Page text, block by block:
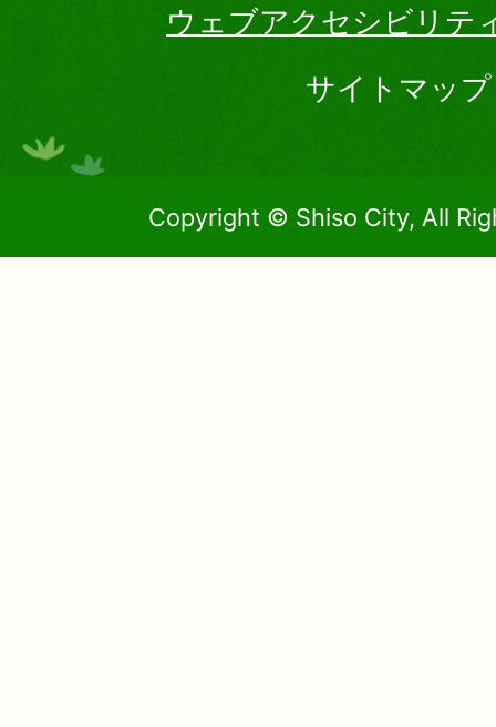
ウェブアクセシビリテ
サイトマップ
Copyright © Shiso City, All